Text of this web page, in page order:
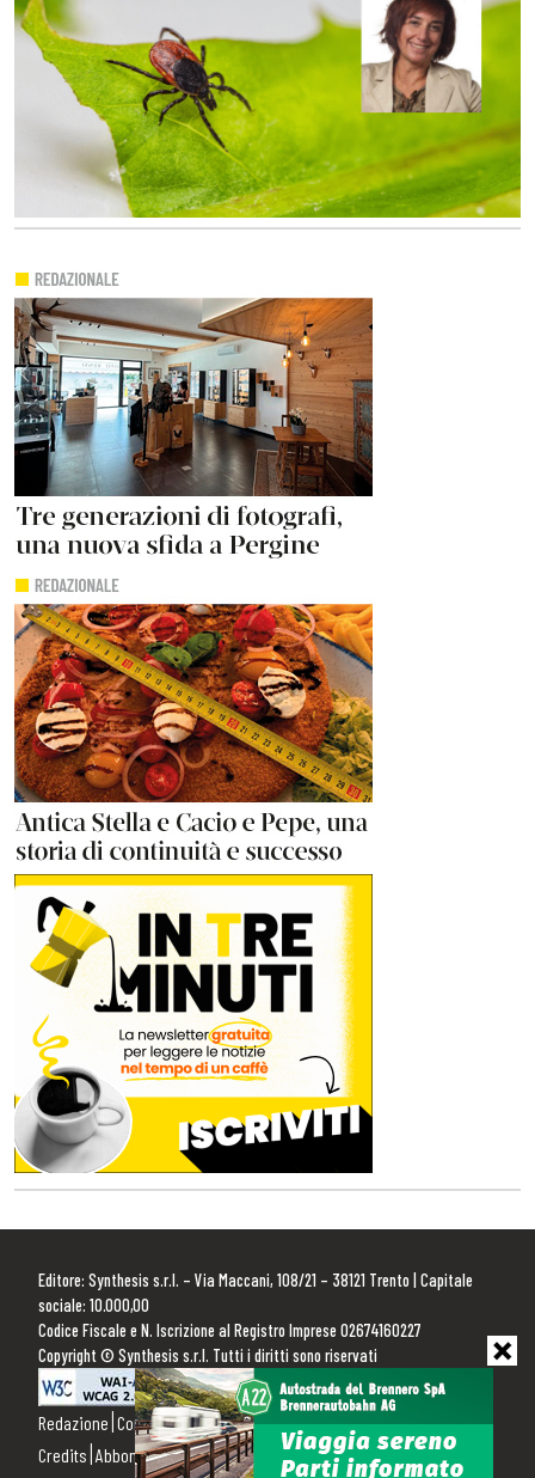
Editore: Synthesis s.r.l. – Via Maccani, 108/21 – 38121 Trento | Capitale
sociale: 10.000,00
Codice Fiscale e N. Iscrizione al Registro Imprese 02674160227
Copyright © Synthesis s.r.l. Tutti i diritti sono riservati
Redazione Contattaci Pubblicità Privacy Policy Cookie Policy
Credits Abbonamenti